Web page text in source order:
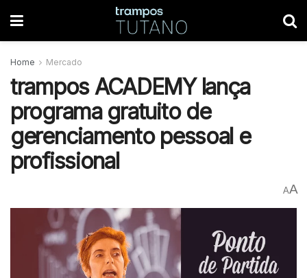
Home Mercado
trampos ACADEMY lança
programa gratuito de
gerenciamento pessoal e
profissional
AA